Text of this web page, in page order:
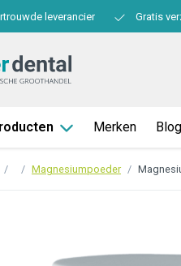
leverancier Gratis
Merken
Magnesiumpoeder